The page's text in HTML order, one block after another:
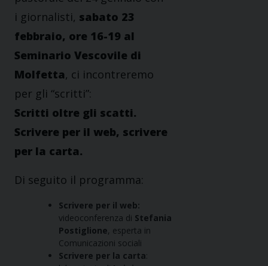
i giornalisti, sabato 23
febbraio, ore 16-19 al
Seminario Vescovile di
Molfetta, ci incontreremo
per gli “scritti”:
Scritti oltre gli scatti.
Scrivere per il web, scrivere
per la carta.
Di seguito il programma:
Scrivere per il web:
videoconferenza di Stefania
Postiglione, esperta in
Comunicazioni sociali
Scrivere per la carta: